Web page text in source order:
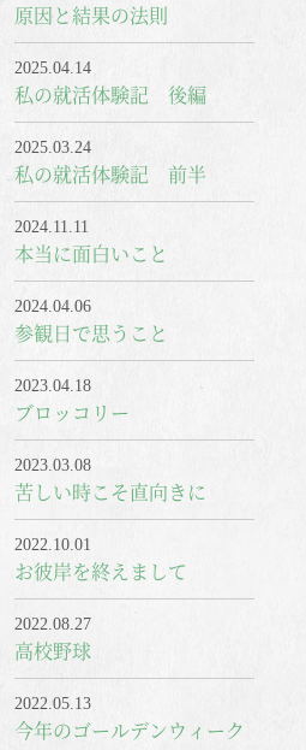
原因と結果の法則
2025.04.14
私の就活体験記 後編
2025.03.24
私の就活体験記 前半
2024.11.11
本当に面白いこと
2024.04.06
参観日で思うこと
2023.04.18
ブロッコリー
2023.03.08
苦しい時こそ直向きに
2022.10.01
お彼岸を終えまして
2022.08.27
高校野球
2022.05.13
今年のゴールデンウィーク